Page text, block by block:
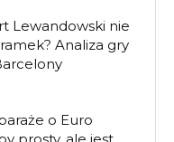
Lewandowski nie
Analiza gry
o Euro
prosty, ale jest